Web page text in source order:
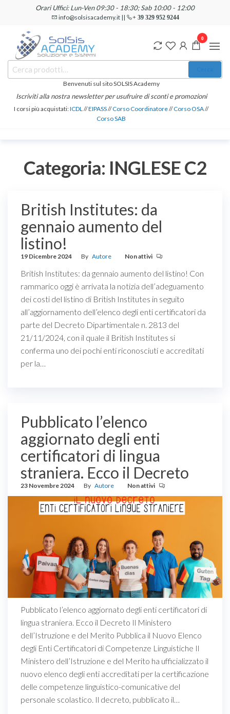
contenuto
Orari Uffici: Lun-Ven 09:30 - 18:30; Sab 10:00 - 12:00
info@solsisacademy.it || + 39 329 952 9244
SOLSIS
Academy
Corsi e
Certificazioni
Linguistiche
Benvenuti sul sito SOLSIS Academy
Iscriviti alla nostra newsletter per usufruire di sconti e promozioni
I corsi più acquistati:ICDL//EIPASS//Corso Coordinatore//Corso OSA//
Corso SAB
0
Categoria: INGLESE C2
British Institutes: da
gennaio aumento del
listino!
19 Dicembre 2024 By Autore Non attivi
British Institutes: da gennaio aumento del listino! Con
rammarico oggi è arrivata la notizia dell’adeguamento
dei costi del listino di British Institutes in seguito
all’aggiornamento dell’elenco degli enti certificatori da
parte del Decreto Dipartimentale n. 2813 del
21/11/2024, con il quale il British Institutes si
conferma uno dei pochi enti riconosciuti e accreditati
per la…
Pubblicato l’elenco
aggiornato degli enti
certificatori di lingua
straniera. Ecco il Decreto
23 Novembre 2024 By Autore Non attivi
Pubblicato l’elenco aggiornato degli enti certificatori di
lingua straniera. Ecco il Decreto Il Ministero
dell’Istruzione e del Merito Pubblica il Nuovo Elenco
degli Enti Certificatori di Competenze Linguistiche Il
Ministero dell’Istruzione e del Merito ha ufficializzato il
nuovo elenco degli enti accreditati per la certificazione
delle competenze linguistico-comunicative del
personale scolastico. Il decreto, pubblicato il…